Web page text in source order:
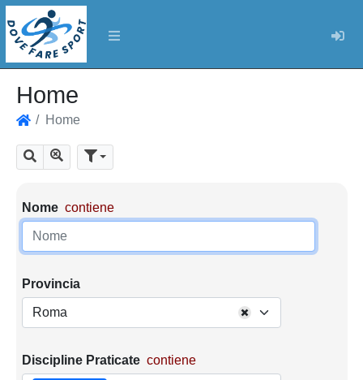
Home
Home
Cerca Mostra tutti i risultati
Parametri di ricerca
Nome contiene
Provincia
Roma
Discipline Praticate contiene